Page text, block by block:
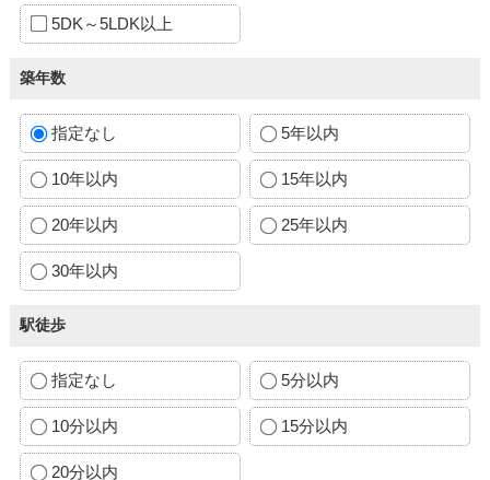
5DK～5LDK以上
築年数
指定なし 5年以内
10年以内 15年以内
20年以内 25年以内
30年以内
駅徒歩
指定なし 5分以内
10分以内 15分以内
20分以内